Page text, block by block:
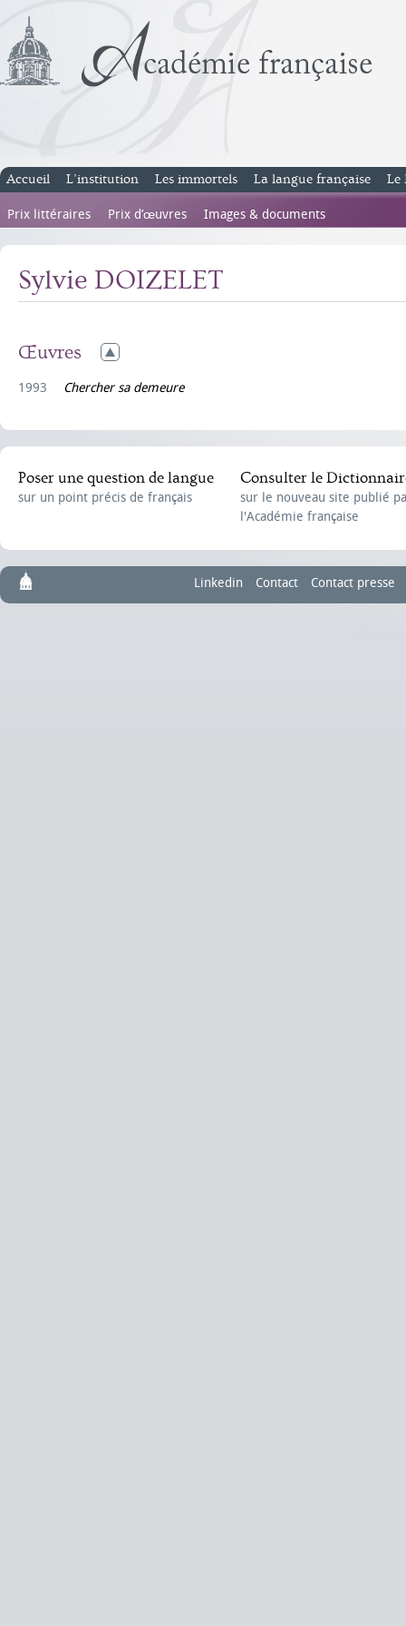
Accueil L’institution Les immortels La langue française Le
Prix littéraires Prix d’œuvres Images & documents
Sylvie DOIZELET
Œuvres
1993 Chercher sa demeure
Poser une question de langue
sur un point précis de français
Consulter le
sur le nouveau site publié
l'Académie française
Linkedin Contact Contact presse